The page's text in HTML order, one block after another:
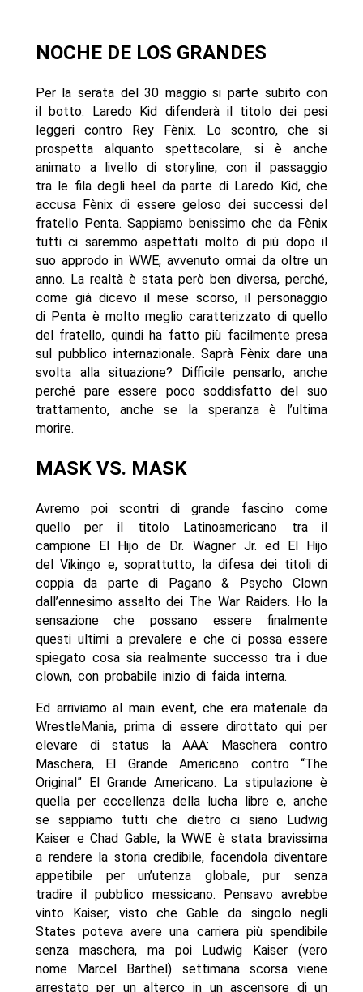
NOCHE DE LOS GRANDES
Per la serata del 30 maggio si parte subito con
il botto: Laredo Kid difenderà il titolo dei pesi
leggeri contro Rey Fènix. Lo scontro, che si
prospetta alquanto spettacolare, si è anche
animato a livello di storyline, con il passaggio
tra le fila degli heel da parte di Laredo Kid, che
accusa Fènix di essere geloso dei successi del
fratello Penta. Sappiamo benissimo che da Fènix
tutti ci saremmo aspettati molto di più dopo il
suo approdo in WWE, avvenuto ormai da oltre un
anno. La realtà è stata però ben diversa, perché,
come già dicevo il mese scorso, il personaggio
di Penta è molto meglio caratterizzato di quello
del fratello, quindi ha fatto più facilmente presa
sul pubblico internazionale. Saprà Fènix dare una
svolta alla situazione? Difficile pensarlo, anche
perché pare essere poco soddisfatto del suo
trattamento, anche se la speranza è l’ultima
morire.
MASK VS. MASK
Avremo poi scontri di grande fascino come
quello per il titolo Latinoamericano tra il
campione El Hijo de Dr. Wagner Jr. ed El Hijo
del Vikingo e, soprattutto, la difesa dei titoli di
coppia da parte di Pagano & Psycho Clown
dall’ennesimo assalto dei The War Raiders. Ho la
sensazione che possano essere finalmente
questi ultimi a prevalere e che ci possa essere
spiegato cosa sia realmente successo tra i due
clown, con probabile inizio di faida interna.
Ed arriviamo al main event, che era materiale da
WrestleMania, prima di essere dirottato qui per
elevare di status la AAA: Maschera contro
Maschera, El Grande Americano contro “The
Original” El Grande Americano. La stipulazione è
quella per eccellenza della lucha libre e, anche
se sappiamo tutti che dietro ci siano Ludwig
Kaiser e Chad Gable, la WWE è stata bravissima
a rendere la storia credibile, facendola diventare
appetibile per un’utenza globale, pur senza
tradire il pubblico messicano. Pensavo avrebbe
vinto Kaiser, visto che Gable da singolo negli
States poteva avere una carriera più spendibile
senza maschera, ma poi Ludwig Kaiser (vero
nome Marcel Barthel) settimana scorsa viene
arrestato per un alterco in un ascensore di un